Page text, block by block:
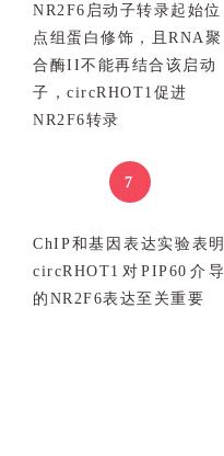
NR2F6启动子转录起始位
点组蛋白修饰，且RNA聚
合酶II不能再结合该启动
子，circRHOT1促进
NR2F6转录
7
ChIP和基因表达实验表明
circRHOT1对PIP60介导
的NR2F6表达至关重要